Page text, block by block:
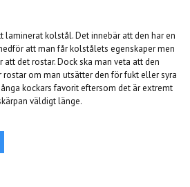
laminerat kolstål. Det innebär att den har en
att man får kolstålets egenskaper men
det rostar. Dock ska man veta att den
om man utsätter den för fukt eller syra
kockars favorit eftersom det är extremt
väldigt länge.